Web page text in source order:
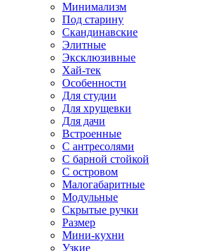
Минимализм
Под старину
Скандинавские
Элитные
Эксклюзивные
Хай-тек
Особенности
Для студии
Для хрущевки
Для дачи
Встроенные
С антресолями
С барной стойкой
С островом
Малогабаритные
Модульные
Скрытые ручки
Размер
Мини-кухни
Узкие